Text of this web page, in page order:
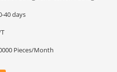
40 days
Pieces/Month